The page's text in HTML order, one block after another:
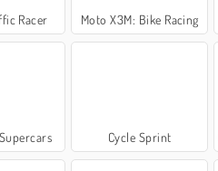
Racer Moto X3M: Bike Racing
Cycle Sprint